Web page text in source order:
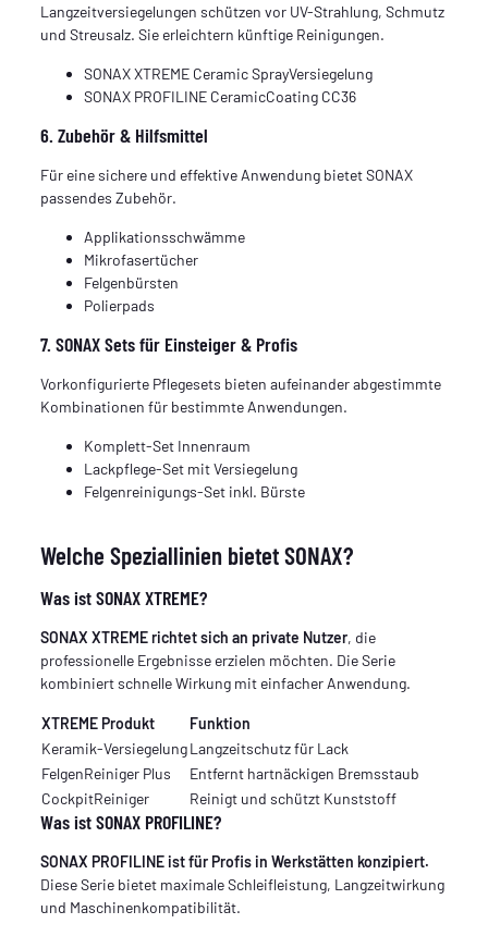
Langzeitversiegelungen schützen vor UV-Strahlung, Schmutz
und Streusalz. Sie erleichtern künftige Reinigungen.
SONAX XTREME Ceramic SprayVersiegelung
SONAX PROFILINE CeramicCoating CC36
6. Zubehör & Hilfsmittel
Für eine sichere und effektive Anwendung bietet SONAX
passendes Zubehör.
Applikationsschwämme
Mikrofasertücher
Felgenbürsten
Polierpads
7. SONAX Sets für Einsteiger & Profis
Vorkonfigurierte Pflegesets bieten aufeinander abgestimmte
Kombinationen für bestimmte Anwendungen.
Komplett-Set Innenraum
Lackpflege-Set mit Versiegelung
Felgenreinigungs-Set inkl. Bürste
Welche Speziallinien bietet SONAX?
Was ist SONAX XTREME?
SONAX XTREME richtet sich an private Nutzer, die
professionelle Ergebnisse erzielen möchten. Die Serie
kombiniert schnelle Wirkung mit einfacher Anwendung.
XTREME Produkt
Funktion
Keramik-VersiegelungLangzeitschutz für Lack
FelgenReiniger Plus
Entfernt hartnäckigen Bremsstaub
CockpitReiniger
Reinigt und schützt Kunststoff
Was ist SONAX PROFILINE?
SONAX PROFILINE ist für Profis in Werkstätten konzipiert.
Diese Serie bietet maximale Schleifleistung, Langzeitwirkung
und Maschinenkompatibilität.